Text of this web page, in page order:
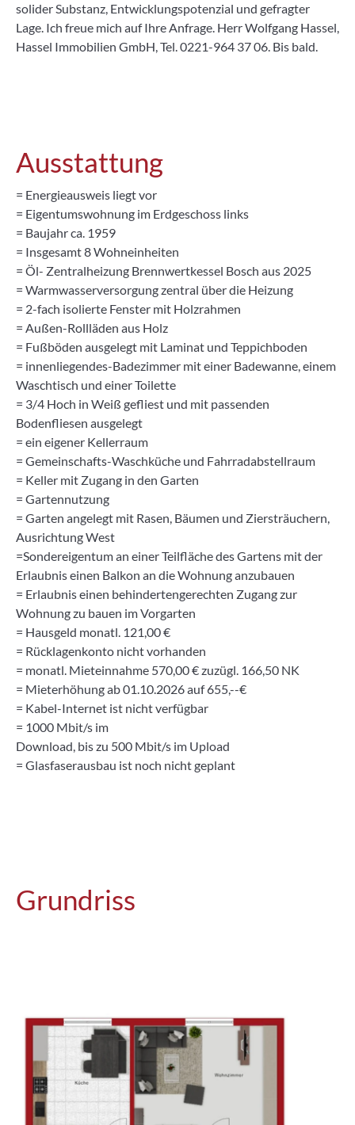
solider Substanz, Entwicklungspotenzial und gefragter
Lage. Ich freue mich auf Ihre Anfrage. Herr Wolfgang Hassel,
Hassel Immobilien GmbH, Tel. 0221-964 37 06. Bis bald.
Ausstattung
= Energieausweis liegt vor
= Eigentumswohnung im Erdgeschoss links
= Baujahr ca. 1959
= Insgesamt 8 Wohneinheiten
= Öl- Zentralheizung Brennwertkessel Bosch aus 2025
= Warmwasserversorgung zentral über die Heizung
= 2-fach isolierte Fenster mit Holzrahmen
= Außen-Rollläden aus Holz
= Fußböden ausgelegt mit Laminat und Teppichboden
= innenliegendes-Badezimmer mit einer Badewanne, einem
Waschtisch und einer Toilette
= 3/4 Hoch in Weiß gefliest und mit passenden
Bodenfliesen ausgelegt
= ein eigener Kellerraum
= Gemeinschafts-Waschküche und Fahrradabstellraum
= Keller mit Zugang in den Garten
= Gartennutzung
= Garten angelegt mit Rasen, Bäumen und Ziersträuchern,
Ausrichtung West
=Sondereigentum an einer Teilfläche des Gartens mit der
Erlaubnis einen Balkon an die Wohnung anzubauen
= Erlaubnis einen behindertengerechten Zugang zur
Wohnung zu bauen im Vorgarten
= Hausgeld monatl. 121,00 €
= Rücklagenkonto nicht vorhanden
= monatl. Mieteinnahme 570,00 € zuzügl. 166,50 NK
= Mieterhöhung ab 01.10.2026 auf 655,--€
= Kabel-Internet ist nicht verfügbar
= 1000 Mbit/s im
Download, bis zu 500 Mbit/s im Upload
= Glasfaserausbau ist noch nicht geplant
Grundriss